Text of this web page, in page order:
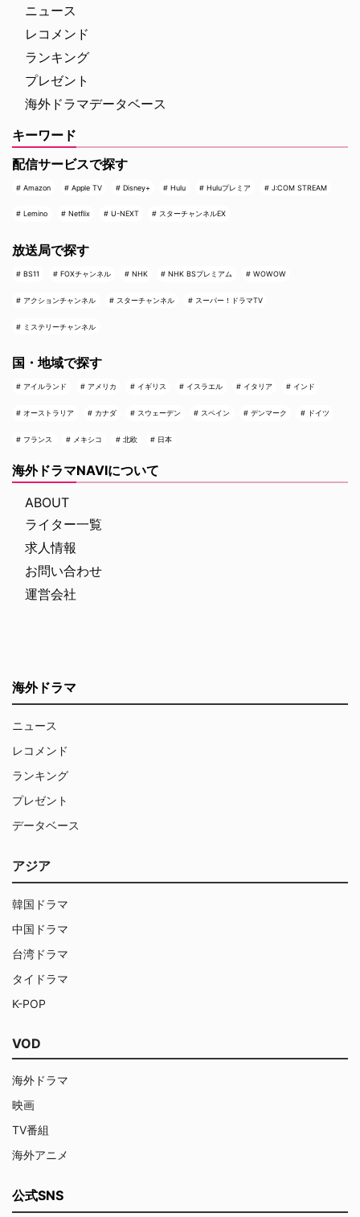
ニュース
レコメンド
ランキング
プレゼント
海外ドラマデータベース
キーワード
配信サービスで探す
Amazon Apple TV Disney+ Hulu Huluプレミア J:COM STREAM
Lemino Netflix U-NEXT スターチャンネルEX
放送局で探す
BS11 FOXチャンネル NHK NHK BSプレミアム WOWOW
アクションチャンネル スターチャンネル スーパー！ドラマTV
ミステリーチャンネル
国・地域で探す
アイルランド アメリカ イギリス イスラエル イタリア インド
オーストラリア カナダ スウェーデン スペイン デンマーク ドイツ
フランス メキシコ 北欧 日本
海外ドラマNAVIについて
ABOUT
ライター一覧
求人情報
お問い合わせ
運営会社
海外ドラマ
ニュース
レコメンド
ランキング
プレゼント
データベース
アジア
韓国ドラマ
中国ドラマ
台湾ドラマ
タイドラマ
K-POP
VOD
海外ドラマ
映画
TV番組
海外アニメ
公式SNS